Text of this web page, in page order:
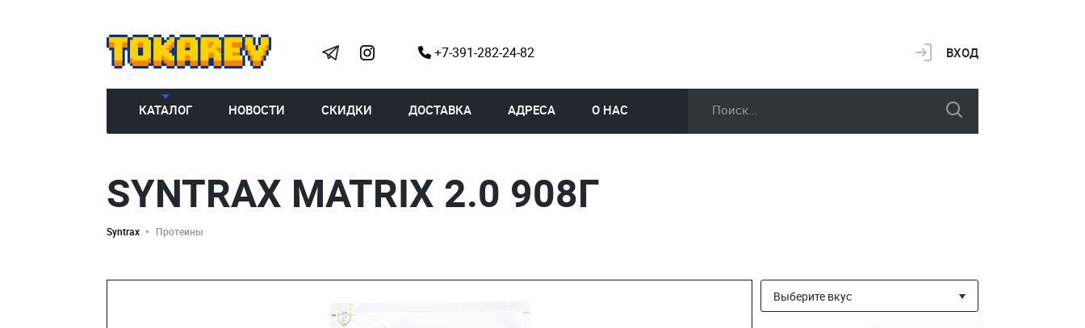
+7-391-282-24-82 ВХОД
КАТАЛОГ НОВОСТИ СКИДКИ ДОСТАВКА АДРЕСА О НАС
SYNTRAX MATRIX 2.0 908Г
Syntrax Протеины